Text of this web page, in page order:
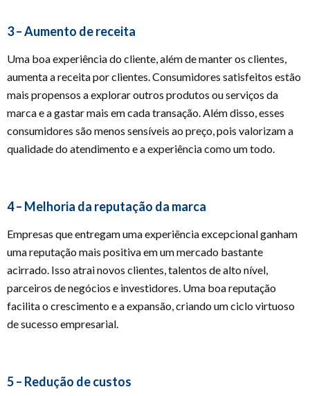
3 – Aumento de receita
Uma boa experiência do cliente, além de manter os clientes,
aumenta a receita por clientes. Consumidores satisfeitos estão
mais propensos a explorar outros produtos ou serviços da
marca e a gastar mais em cada transação. Além disso, esses
consumidores são menos sensíveis ao preço, pois valorizam a
qualidade do atendimento e a experiência como um todo.
4 – Melhoria da reputação da marca
Empresas que entregam uma experiência excepcional ganham
uma reputação mais positiva em um mercado bastante
acirrado. Isso atrai novos clientes, talentos de alto nível,
parceiros de negócios e investidores. Uma boa reputação
facilita o crescimento e a expansão, criando um ciclo virtuoso
de sucesso empresarial.
5 – Redução de custos